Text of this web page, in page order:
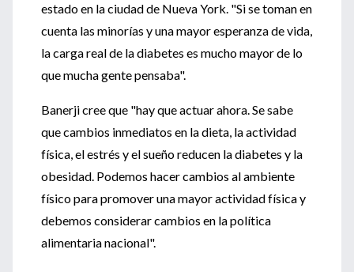
estado en la ciudad de Nueva York. "Si se toman en
cuenta las minorías y una mayor esperanza de vida,
la carga real de la diabetes es mucho mayor de lo
que mucha gente pensaba".
Banerji cree que "hay que actuar ahora. Se sabe
que cambios inmediatos en la dieta, la actividad
física, el estrés y el sueño reducen la diabetes y la
obesidad. Podemos hacer cambios al ambiente
físico para promover una mayor actividad física y
debemos considerar cambios en la política
alimentaria nacional".